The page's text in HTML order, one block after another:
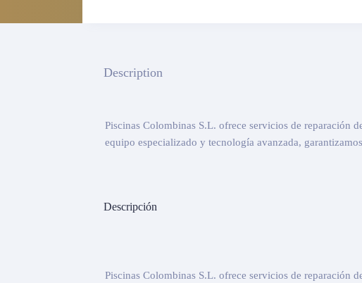
Description
Piscinas Colombinas S.L. ofrece servicios de reparación
equipo especializado y tecnología avanzada,
Descripción
Piscinas Colombinas S.L. ofrece servicios de reparación